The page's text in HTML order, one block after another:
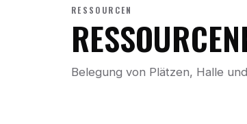
RESSOURCEN
Belegung von Plätzen, Halle